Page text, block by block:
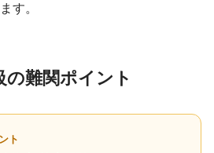
す。
難関ポイント
ト